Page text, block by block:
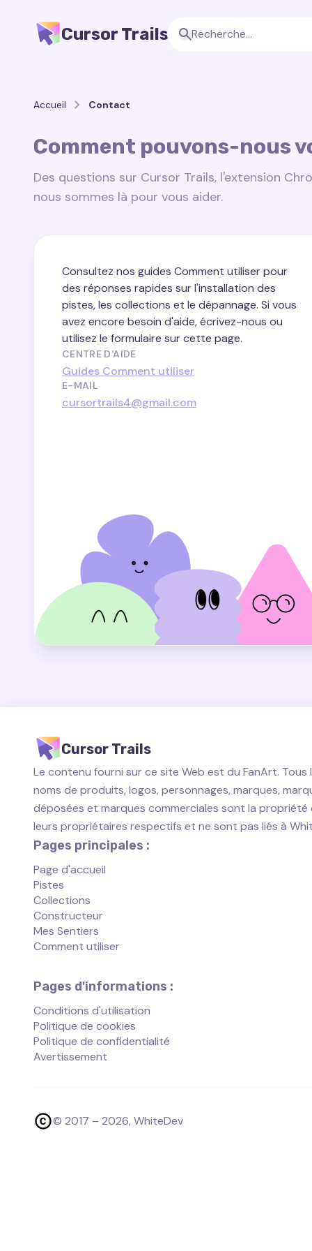
Cursor Trails
Accueil Contact
Comment pouvons-nous
Des questions sur Cursor Trails, l'extension
nous sommes là pour vous aider.
Consultez nos guides Comment utiliser pour
des réponses rapides sur l'installation des
pistes, les collections et le dépannage. Si vous
avez encore besoin d'aide, écrivez-nous ou
utilisez le formulaire sur cette page.
CENTRE D'AIDE
Guides Comment utiliser
E-MAIL
cursortrails4@gmail.com
Cursor Trails
Le contenu fourni sur ce site Web est du FanArt. Tous
noms de produits, logos, personnages, marques,
déposées et marques commerciales sont la propriété
leurs propriétaires respectifs et ne sont pas liés à
Pages principales :
Page d'accueil
Pistes
Collections
Constructeur
Mes Sentiers
Comment utiliser
Pages d'informations :
Conditions d'utilisation
Politique de cookies
Politique de confidentialité
Avertissement
© 2017 – 2026, WhiteDev